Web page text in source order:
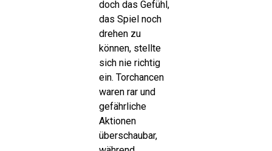
doch das Gefühl,
das Spiel noch
drehen zu
können, stellte
sich nie richtig
ein. Torchancen
waren rar und
gefährliche
Aktionen
überschaubar,